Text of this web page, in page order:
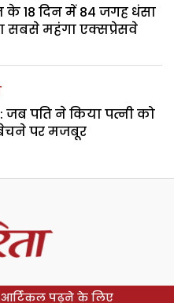
के 18 दिन में 84 जगह धंसा
सबसे महंगा एक्सप्रेसवे
जब पति ने किया पत्नी को
पर मजबूर
पढ़ने के लिए